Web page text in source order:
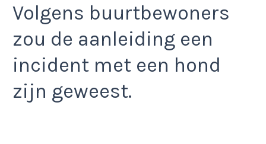
Volgens buurtbewoners
zou de aanleiding een
incident met een hond
zijn geweest.